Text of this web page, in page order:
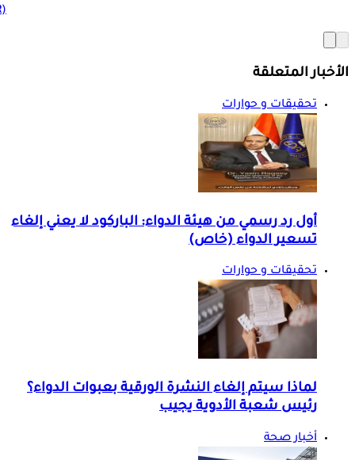
(BMR)
الأخبار المتعلقة
تحقيقات و حوارات
أول رد رسمي من هيئة الدواء: الباركود لا يعني إلغاء
تسعير الدواء (خاص)
تحقيقات و حوارات
لماذا سيتم إلغاء النشرة الورقية بعبوات الدواء؟
رئيس شعبة الأدوية يجيب
أخبار صحة